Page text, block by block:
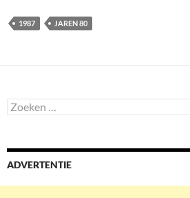
1987 JAREN 80
Zoeken
naar:
ADVERTENTIE